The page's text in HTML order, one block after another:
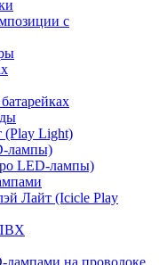
с
(Play Light)
лампы)
LED-лампы)
Лайт (Icicle Play
лампами на проволоке